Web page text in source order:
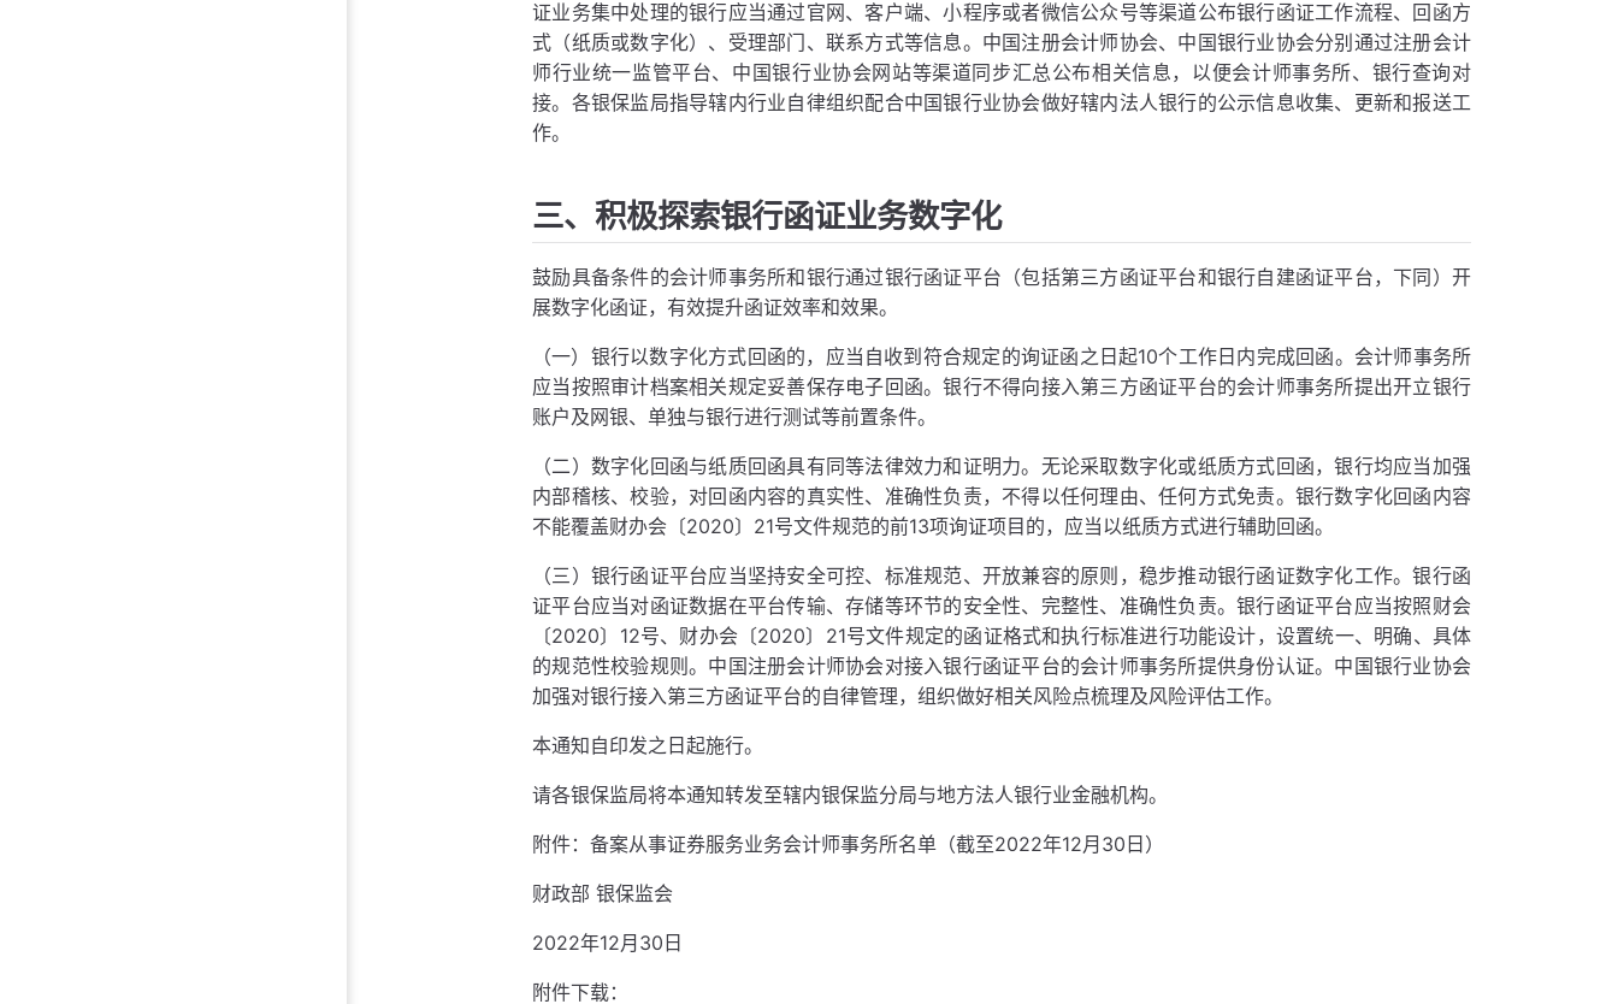
证业务集中处理的银行应当通过官网、客户端、小程序或者微信公众号等渠道公布银行函证工作流程、回函方
式（纸质或数字化）、受理部门、联系方式等信息。中国注册会计师协会、中国银行业协会分别通过注册会计
师行业统一监管平台、中国银行业协会网站等渠道同步汇总公布相关信息，以便会计师事务所、银行查询对
接。各银保监局指导辖内行业自律组织配合中国银行业协会做好辖内法人银行的公示信息收集、更新和报送工
作。
三、积极探索银行函证业务数字化
鼓励具备条件的会计师事务所和银行通过银行函证平台（包括第三方函证平台和银行自建函证平台，下同）开
展数字化函证，有效提升函证效率和效果。
（一）银行以数字化方式回函的，应当自收到符合规定的询证函之日起10个工作日内完成回函。会计师事务所
应当按照审计档案相关规定妥善保存电子回函。银行不得向接入第三方函证平台的会计师事务所提出开立银行
账户及网银、单独与银行进行测试等前置条件。
（二）数字化回函与纸质回函具有同等法律效力和证明力。无论采取数字化或纸质方式回函，银行均应当加强
内部稽核、校验，对回函内容的真实性、准确性负责，不得以任何理由、任何方式免责。银行数字化回函内容
不能覆盖财办会〔2020〕21号文件规范的前13项询证项目的，应当以纸质方式进行辅助回函。
（三）银行函证平台应当坚持安全可控、标准规范、开放兼容的原则，稳步推动银行函证数字化工作。银行函
证平台应当对函证数据在平台传输、存储等环节的安全性、完整性、准确性负责。银行函证平台应当按照财会
〔2020〕12号、财办会〔2020〕21号文件规定的函证格式和执行标准进行功能设计，设置统一、明确、具体
的规范性校验规则。中国注册会计师协会对接入银行函证平台的会计师事务所提供身份认证。中国银行业协会
加强对银行接入第三方函证平台的自律管理，组织做好相关风险点梳理及风险评估工作。
本通知自印发之日起施行。
请各银保监局将本通知转发至辖内银保监分局与地方法人银行业金融机构。
附件：备案从事证券服务业务会计师事务所名单（截至2022年12月30日）
财政部 银保监会
2022年12月30日
附件下载：